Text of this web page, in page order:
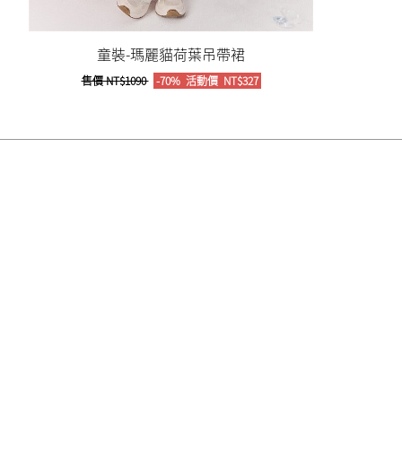
童裝-瑪麗貓荷葉吊帶裙
售價NT$1090 -70% 活動價NT$327